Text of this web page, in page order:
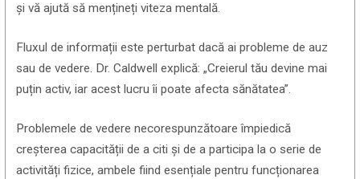
și vă ajută să mențineți viteza mentală.
Fluxul de informații este perturbat dacă ai probleme de auz
sau de vedere. Dr. Caldwell explică: „Creierul tău devine mai
puțin activ, iar acest lucru îi poate afecta sănătatea”.
Problemele de vedere necorespunzătoare împiedică
creșterea capacității de a citi și de a participa la o serie de
activități fizice, ambele fiind esențiale pentru funcționarea